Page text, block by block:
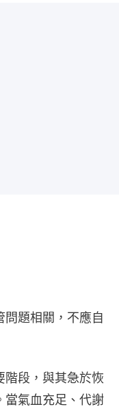
題相關，不應自
階段，與其急於恢
當氣血充足、代謝